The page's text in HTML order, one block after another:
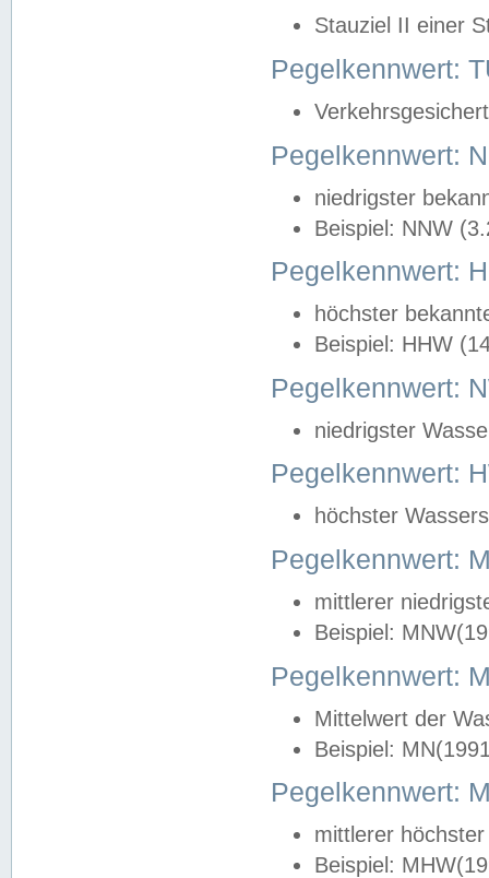
Stauziel II einer
Pegelkennwert:
Pegelkennwert:
niedrigster
Beispiel: NNW
Pegelkennwert:
höchster
Beispiel: HHW
Pegelkennwert:
niedrigster
Pegelkennwert:
höchster
Pegelkennwert:
mittlerer
Beispiel:
Pegelkennwert:
Mittelwert der
Beispiel:
Pegelkennwert:
mittlerer
Beispiel: